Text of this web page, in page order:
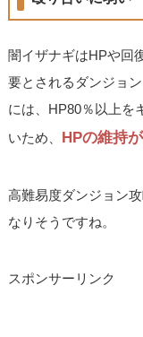
闇イザナギはHPや回
要とされるダンジョ
には、HP80％以上を
いため、 HPの維持
高難易度ダンジョン
なりそうですね。
スポンサーリンク